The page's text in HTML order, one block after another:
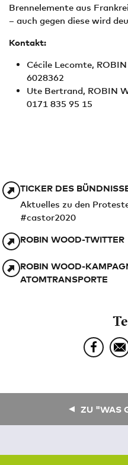
Brennelemente aus
– auch gegen diese wird
Kontakt:
Cécile Lecomte,
6028362
Ute Bertrand, ROBIN
0171 835 95 15
TICKER DES
Aktuelles zu den
#castor2020
ROBIN WOOD-TWITTER
ROBIN WOOD-
ATOMTRANSPORTE
ZU "WAS